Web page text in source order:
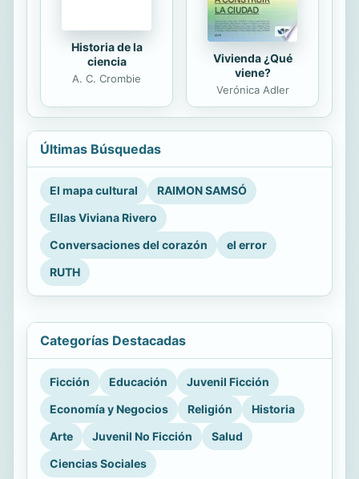
Historia de la
ciencia
A. C. Crombie
Vivienda ¿Qué
viene?
Verónica Adler
Últimas Búsquedas
El mapa cultural
RAIMON SAMSÓ
Ellas Viviana Rivero
Conversaciones del corazón
el error
RUTH
Categorías Destacadas
Ficción Educación
Juvenil Ficción
Economía y Negocios
Religión
Historia
Arte
Juvenil No Ficción
Salud
Ciencias Sociales